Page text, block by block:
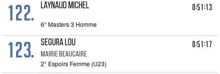
122. LAYNAUD MICHEL 0:51:13
6° Masters 3 Homme
123. SEGURA LOU
MAIRIE BEAUCAIRE
0:51:17
2° Espoirs Femme (U23)